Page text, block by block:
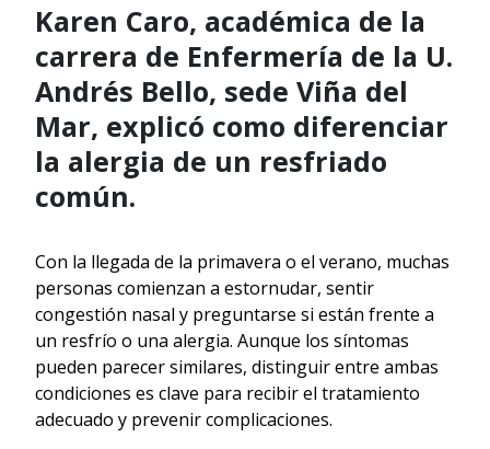
Karen Caro, académica de la
carrera de Enfermería de la U.
Andrés Bello, sede Viña del
Mar, explicó como diferenciar
la alergia de un resfriado
común.
Con la llegada de la primavera o el verano, muchas
personas comienzan a estornudar, sentir
congestión nasal y preguntarse si están frente a
un resfrío o una alergia. Aunque los síntomas
pueden parecer similares, distinguir entre ambas
condiciones es clave para recibir el tratamiento
adecuado y prevenir complicaciones.